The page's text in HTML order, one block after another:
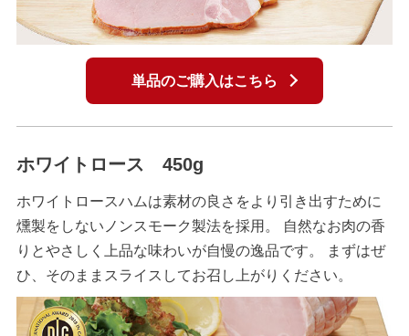
単品のご購入はこちら
ホワイトロース 450g
ホワイトロースハムは素材の良さをより引き出すために
燻製をしないノンスモーク製法を採用。 自然なお肉の香
りとやさしく上品な味わいが自慢の逸品です。 まずはぜ
ひ、そのままスライスしてお召し上がりください。